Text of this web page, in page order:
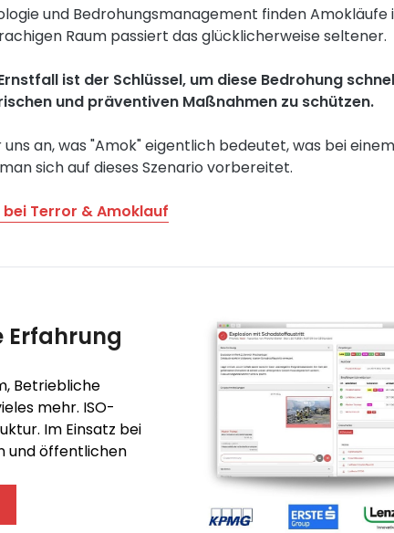
und Bedrohungsmanagement finden Amokläufe
Raum passiert das glücklicherweise seltener.
ist der Schlüssel, um diese Bedrohung
und präventiven Maßnahmen zu schützen.
an, was "Amok" eigentlich bedeutet, was bei
sich auf dieses Szenario vorbereitet.
Terror & Amoklauf
Erfahrung
Betriebliche
mehr. ISO-
Im Einsatz bei
und öffentlichen